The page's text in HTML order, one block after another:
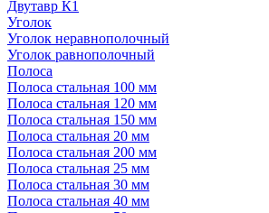
Двутавр К1
Уголок
Уголок неравнополочный
Уголок равнополочный
Полоса
Полоса стальная 100 мм
Полоса стальная 120 мм
Полоса стальная 150 мм
Полоса стальная 20 мм
Полоса стальная 200 мм
Полоса стальная 25 мм
Полоса стальная 30 мм
Полоса стальная 40 мм